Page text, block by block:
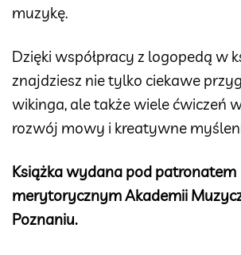
muzykę.
Dzięki współpracy z logopedą w
znajdziesz nie tylko ciekawe
wikinga, ale także wiele ćwiczeń
rozwój mowy i kreatywne
Książka wydana pod patronatem
merytorycznym Akademii
Poznaniu.